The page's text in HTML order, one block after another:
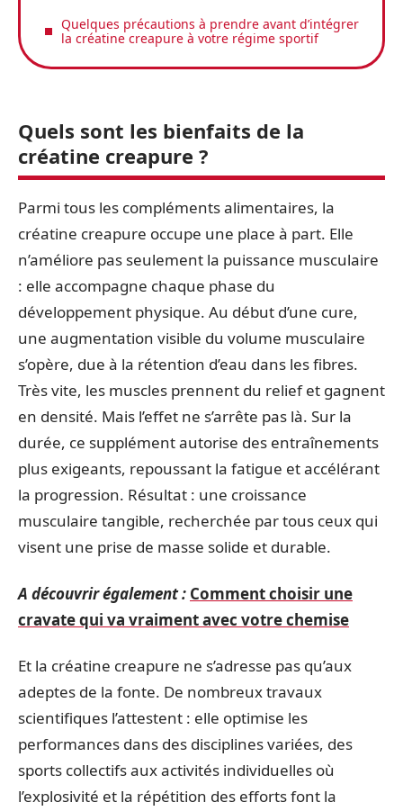
Quelques précautions à prendre avant d’intégrer
la créatine creapure à votre régime sportif
Quels sont les bienfaits de la
créatine creapure ?
Parmi tous les compléments alimentaires, la
créatine creapure occupe une place à part. Elle
n’améliore pas seulement la puissance musculaire
: elle accompagne chaque phase du
développement physique. Au début d’une cure,
une augmentation visible du volume musculaire
s’opère, due à la rétention d’eau dans les fibres.
Très vite, les muscles prennent du relief et gagnent
en densité. Mais l’effet ne s’arrête pas là. Sur la
durée, ce supplément autorise des entraînements
plus exigeants, repoussant la fatigue et accélérant
la progression. Résultat : une croissance
musculaire tangible, recherchée par tous ceux qui
visent une prise de masse solide et durable.
A découvrir également : Comment choisir une
cravate qui va vraiment avec votre chemise
Et la créatine creapure ne s’adresse pas qu’aux
adeptes de la fonte. De nombreux travaux
scientifiques l’attestent : elle optimise les
performances dans des disciplines variées, des
sports collectifs aux activités individuelles où
l’explosivité et la répétition des efforts font la